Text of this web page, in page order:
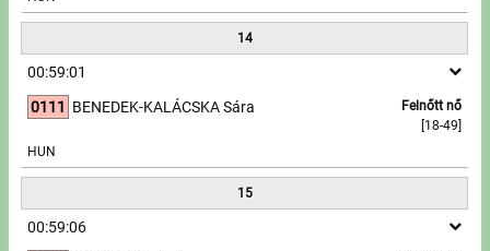
14
00:59:01
0111
Felnőtt nő
[18-49]
BENEDEK-KALÁCSKA Sára
HUN
15
00:59:06